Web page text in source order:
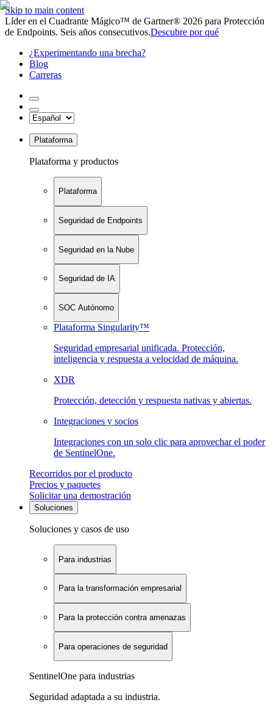
Skip to main content
Líder en el Cuadrante Mágico™ de Gartner® 2026 para Protección
de Endpoints. Seis años consecutivos.Descubre por qué
¿Experimentando una brecha?
Blog
Carreras
Plataforma
Plataforma y productos
Plataforma
Seguridad de Endpoints
Seguridad en la Nube
Seguridad de IA
SOC Autónomo
Plataforma Singularity™
Seguridad empresarial unificada. Protección,
inteligencia y respuesta a velocidad de máquina.
XDR
Protección, detección y respuesta nativas y abiertas.
Integraciones y socios
Integraciones con un solo clic para aprovechar el poder
de SentinelOne.
Recorridos por el producto
Precios y paquetes
Solicitar una demostración
Soluciones
Soluciones y casos de uso
Para industrias
Para la transformación empresarial
Para la protección contra amenazas
Para operaciones de seguridad
SentinelOne para industrias
Seguridad adaptada a su industria.